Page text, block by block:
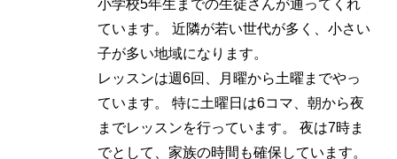
小学校5年生までの生徒さんが通ってくれ
ています。 近隣が若い世代が多く、小さい
子が多い地域になります。
レッスンは週6回、月曜から土曜までやっ
ています。 特に土曜日は6コマ、朝から夜
までレッスンを行っています。 夜は7時ま
でとして、家族の時間も確保しています。